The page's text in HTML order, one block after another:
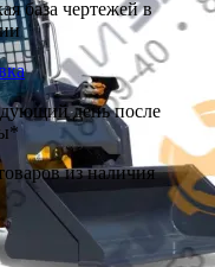
база чертежей в
день после
из наличия